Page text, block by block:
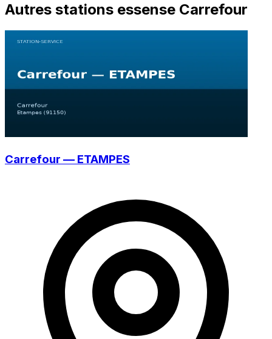
Autres stations essense Carrefour
Carrefour — ETAMPES